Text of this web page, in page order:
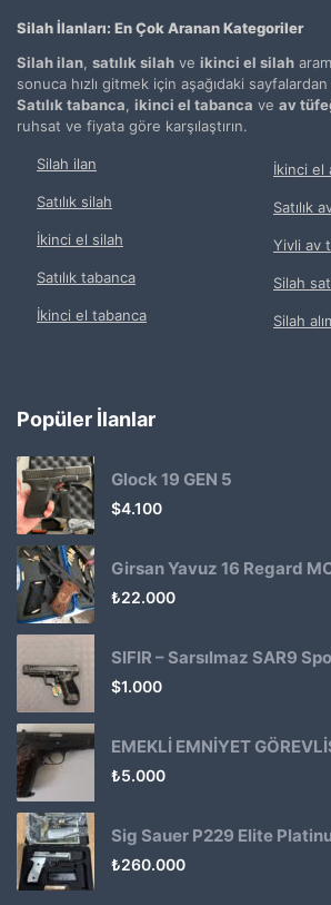
Silah İlanları: En Çok Aranan Kategoriler
Silah ilan, satılık silah ve ikinci el silah
sonuca hızlı gitmek için aşağıdaki
Satılık tabanca, ikinci el tabanca ve av
ruhsat ve fiyata göre karşılaştırın.
Silah ilan
Satılık silah
İkinci el silah
Satılık tabanca
İkinci el tabanca
İkinci el
Satılık
Yivli av
Silah
Silah
Popüler İlanlar
Glock 19 GEN 5
$4.100
Girsan Yavuz 16 Regard
₺22.000
SIFIR – Sarsılmaz SAR9
$1.000
₺5.000
Sig Sauer P229 Elite
₺260.000